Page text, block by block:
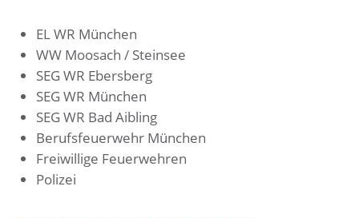
EL WR München
WW Moosach / Steinsee
SEG WR Ebersberg
SEG WR München
SEG WR Bad Aibling
Berufsfeuerwehr München
Freiwillige Feuerwehren
Polizei